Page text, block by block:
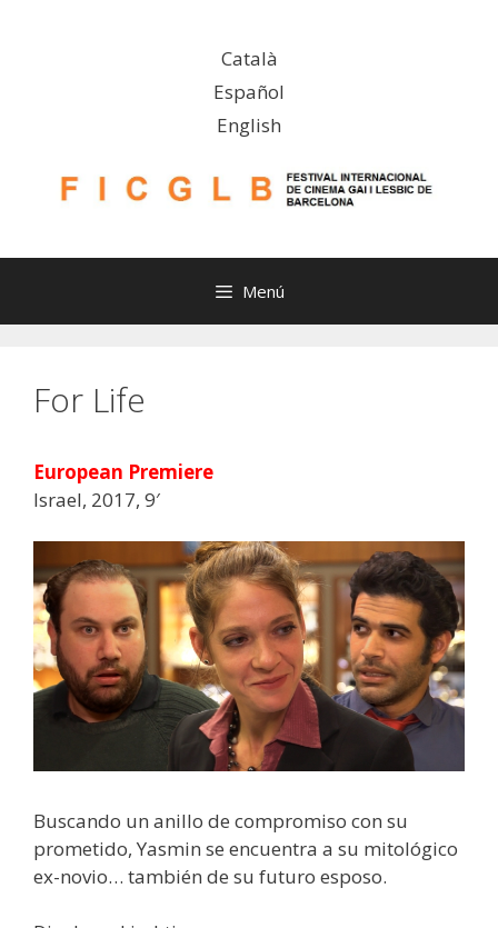
Català
Español
English
Menú
For Life
European Premiere
Israel, 2017, 9′
Buscando un anillo de compromiso con su
prometido, Yasmin se encuentra a su mitológico
ex-novio… también de su futuro esposo.